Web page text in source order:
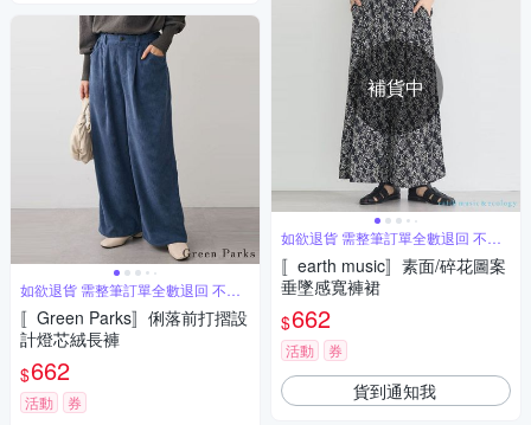
如欲退貨 需整筆訂單全數退回 不能
單退
〚Green Parks〛俐落前打摺設
計燈芯絨長褲
$662
活動 券
補貨中
如欲退貨 需整筆訂單全數退回 不能
單退
〚earth music〛素面/碎花圖案
垂墜感寬褲裙
$662
活動 券
貨到通知我